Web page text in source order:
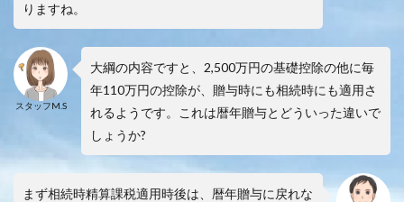
りますね。
スタッフM.S
大綱の内容ですと、2,500万円の基礎控除の他に毎
年110万円の控除が、贈与時にも相続時にも適用さ
れるようです。これは暦年贈与とどういった違いで
しょうか?
まず相続時精算課税適用時後は、暦年贈与に戻れな